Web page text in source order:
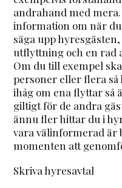
andrahand med
information om när
säga upp
utflyttning och en rad
Om du till exempel
personer eller flera så
ihåg om ena flyttar
giltigt för de andra
ännu fler hittar du i
vara välinformerad är
momenten att
Skriva hyresavtal